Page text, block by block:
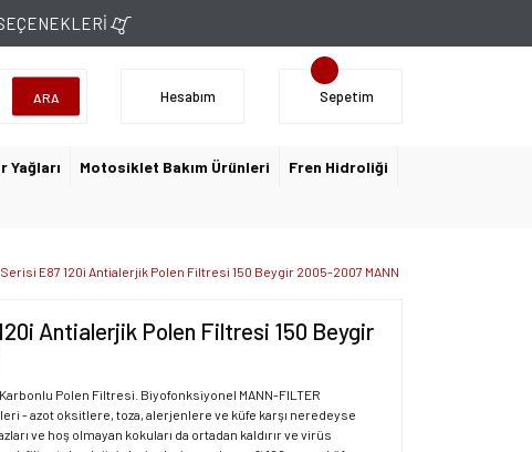
ARA Hesabım Sepetim
Yağları Motosiklet Bakım Ürünleri Fren Hidroliği
Serisi E87 120i Antialerjik Polen Filtresi 150 Beygir 2005-2007 MANN
Antialerjik Polen Filtresi 150 Beygir
Polen Filtresi. Biyofonksiyonel MANN-FILTER
- azot oksitlere, toza, alerjenlere ve küfe karşı neredeyse
ve hoş olmayan kokuları da ortadan kaldırır ve virüs